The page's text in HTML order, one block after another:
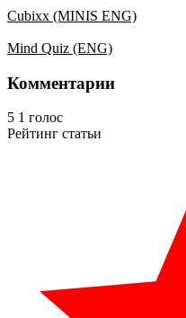
Cubixx (MINIS ENG)
Mind Quiz (ENG)
Комментарии
5 1 голос
Рейтинг статьи